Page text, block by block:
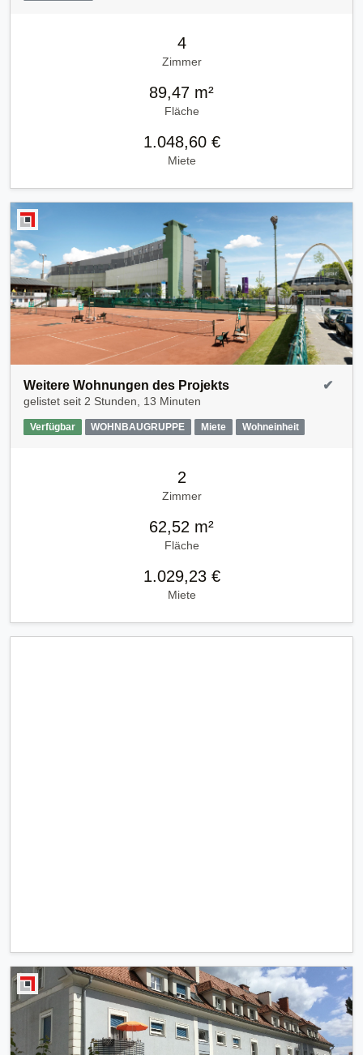
4
Zimmer
89,47 m²
Fläche
1.048,60 €
Miete
Weitere Wohnungen des Projekts
gelistet seit 2 Stunden, 13 Minuten
Verfügbar WOHNBAUGRUPPE Miete Wohneinheit
✔
2
Zimmer
62,52 m²
Fläche
1.029,23 €
Miete